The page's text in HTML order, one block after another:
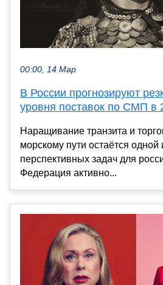
00:00, 14 Мар
В России прогнозируют
уровня поставок по СМП в
Наращивание транзита и
морскому пути остаётся одной
перспективных задач для
Федерация активно...